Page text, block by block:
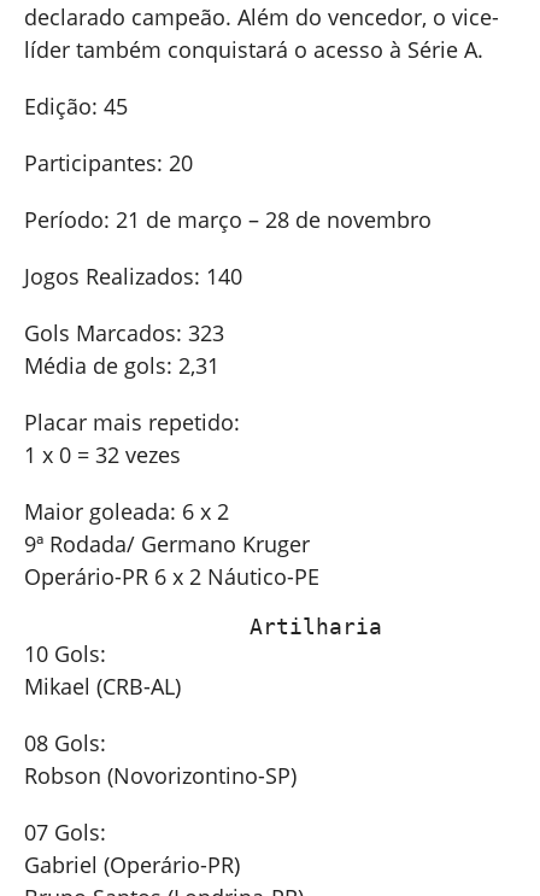
declarado campeão. Além do vencedor, o vice-
líder também conquistará o acesso à Série A.
Edição: 45
Participantes: 20
Período: 21 de março – 28 de novembro
Jogos Realizados: 140
Gols Marcados: 323
Média de gols: 2,31
Placar mais repetido:
1 x 0 = 32 vezes
Maior goleada: 6 x 2
9ª Rodada/ Germano Kruger
Operário-PR 6 x 2 Náutico-PE
                 Artilharia
10 Gols:
Mikael (CRB-AL)
08 Gols:
Robson (Novorizontino-SP)
07 Gols:
Gabriel (Operário-PR)